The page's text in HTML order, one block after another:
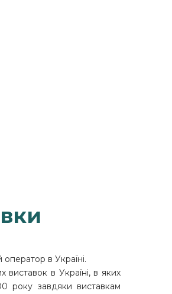
в Україні.
в Україні, в яких
року завдяки виставкам